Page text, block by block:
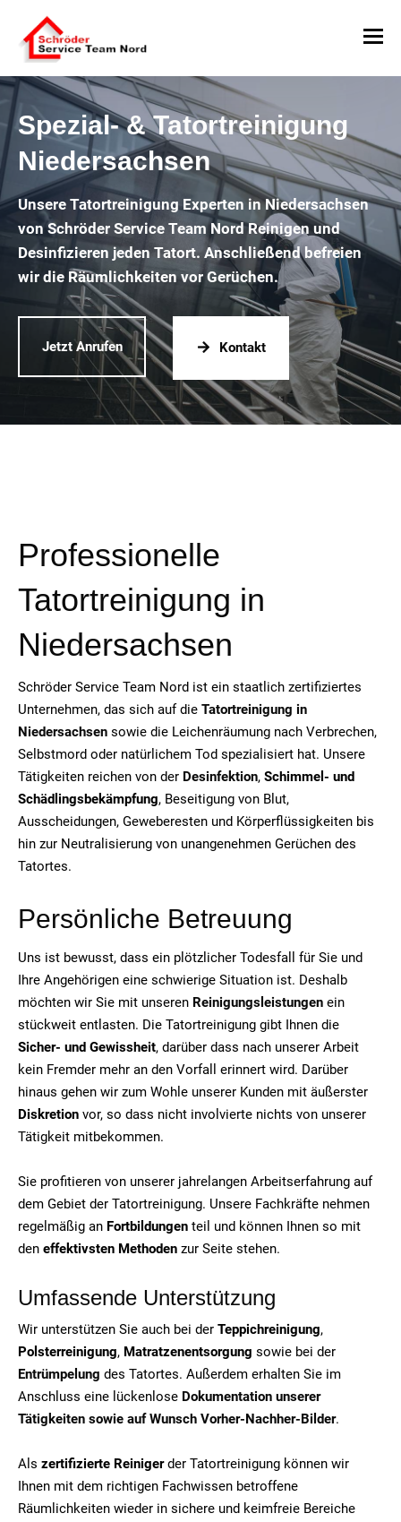
Spezial- & Tatortreinigung
Niedersachsen
Unsere Tatortreinigung Experten in Niedersachsen
von Schröder Service Team Nord Reinigen und
Desinfizieren jeden Tatort. Anschließend befreien
wir die Räumlichkeiten vor Gerüchen.
Jetzt Anrufen Kontakt
Professionelle
Tatortreinigung in
Niedersachsen
Schröder Service Team Nord ist ein staatlich zertifiziertes
Unternehmen, das sich auf die Tatortreinigung in
Niedersachsen sowie die Leichenräumung nach Verbrechen,
Selbstmord oder natürlichem Tod spezialisiert hat. Unsere
Tätigkeiten reichen von der Desinfektion, Schimmel- und
Schädlingsbekämpfung, Beseitigung von Blut,
Ausscheidungen, Geweberesten und Körperflüssigkeiten bis
hin zur Neutralisierung von unangenehmen Gerüchen des
Tatortes.
Persönliche Betreuung
Uns ist bewusst, dass ein plötzlicher Todesfall für Sie und
Ihre Angehörigen eine schwierige Situation ist. Deshalb
möchten wir Sie mit unseren Reinigungsleistungen ein
stückweit entlasten. Die Tatortreinigung gibt Ihnen die
Sicher- und Gewissheit, darüber dass nach unserer Arbeit
kein Fremder mehr an den Vorfall erinnert wird. Darüber
hinaus gehen wir zum Wohle unserer Kunden mit äußerster
Diskretion vor, so dass nicht involvierte nichts von unserer
Tätigkeit mitbekommen.
Sie profitieren von unserer jahrelangen Arbeitserfahrung auf
dem Gebiet der Tatortreinigung. Unsere Fachkräfte nehmen
regelmäßig an Fortbildungen teil und können Ihnen so mit
den effektivsten Methoden zur Seite stehen.
Umfassende Unterstützung
Wir unterstützen Sie auch bei der Teppichreinigung,
Polsterreinigung, Matratzenentsorgung sowie bei der
Entrümpelung des Tatortes. Außerdem erhalten Sie im
Anschluss eine lückenlose Dokumentation unserer
Tätigkeiten sowie auf Wunsch Vorher-Nachher-Bilder.
Als zertifizierte Reinigerder Tatortreinigung können wir
Ihnen mit dem richtigen Fachwissen betroffene
Räumlichkeiten wieder in sichere und keimfreie Bereiche